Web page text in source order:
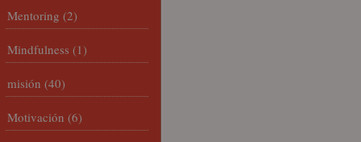
Mentoring (2)
Mindfulness (1)
misión (40)
Motivación (6)